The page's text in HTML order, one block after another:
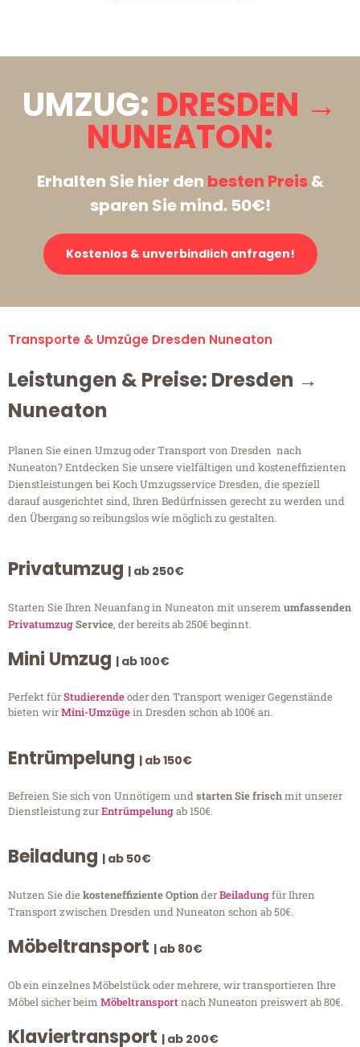
UMZUG: DRESDEN →
NUNEATON:
Erhalten Sie hier den besten Preis&
sparen Sie mind. 50€!
Kostenlos & unverbindlich anfragen!
Transporte & Umzüge Dresden Nuneaton
Leistungen & Preise: Dresden →
Nuneaton
Planen Sie einen Umzug oder Transport von Dresden nach
Nuneaton? Entdecken Sie unsere vielfältigen und kosteneffizienten
Dienstleistungen bei Koch Umzugsservice Dresden, die speziell
darauf ausgerichtet sind, Ihren Bedürfnissen gerecht zu werden und
den Übergang so reibungslos wie möglich zu gestalten.
Privatumzug | ab 250€
Starten Sie Ihren Neuanfang in Nuneaton mit unserem umfassenden
PrivatumzugService, der bereits ab 250€ beginnt.
Mini Umzug | ab 100€
Perfekt fürStudierendeoder den Transport weniger Gegenstände
bieten wirMini-Umzügein Dresden schon ab 100€ an.
Entrümpelung | ab 150€
Befreien Sie sich von Unnötigem undstarten Sie frischmit unserer
Dienstleistung zurEntrümpelungab 150€.
Beiladung | ab 50€
Nutzen Sie diekosteneffiziente OptionderBeiladungfür Ihren
Transport zwischen Dresden und Nuneaton schon ab 50€.
Möbeltransport | ab 80€
Ob ein einzelnes Möbelstück oder mehrere, wir transportieren Ihre
Möbel sicher beim Möbeltransportnach Nuneaton preiswert ab 80€.
Klaviertransport | ab 200€